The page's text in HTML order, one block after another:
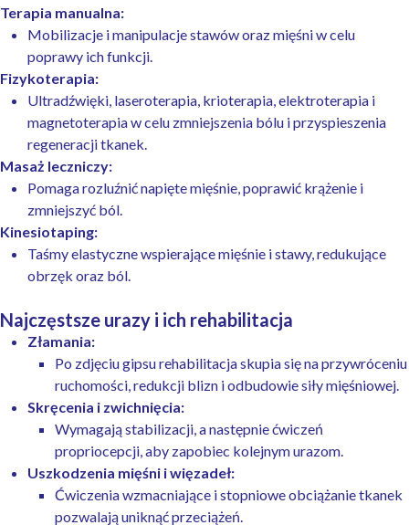
Terapia manualna:
Mobilizacje i manipulacje stawów oraz mięśni w celu
poprawy ich funkcji.
Fizykoterapia:
Ultradźwięki, laseroterapia, krioterapia, elektroterapia i
magnetoterapia w celu zmniejszenia bólu i przyspieszenia
regeneracji tkanek.
Masaż leczniczy:
Pomaga rozluźnić napięte mięśnie, poprawić krążenie i
zmniejszyć ból.
Kinesiotaping:
Taśmy elastyczne wspierające mięśnie i stawy, redukujące
obrzęk oraz ból.
Najczęstsze urazy i ich rehabilitacja
Złamania:
Po zdjęciu gipsu rehabilitacja skupia się na przywróceniu
ruchomości, redukcji blizn i odbudowie siły mięśniowej.
Skręcenia i zwichnięcia:
Wymagają stabilizacji, a następnie ćwiczeń
propriocepcji, aby zapobiec kolejnym urazom.
Uszkodzenia mięśni i więzadeł:
Ćwiczenia wzmacniające i stopniowe obciążanie tkanek
pozwalają uniknąć przeciążeń.